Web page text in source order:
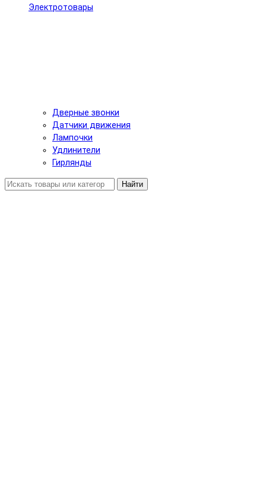
Электротовары
Дверные звонки
Датчики движения
Лампочки
Удлинители
Гирлянды
Найти